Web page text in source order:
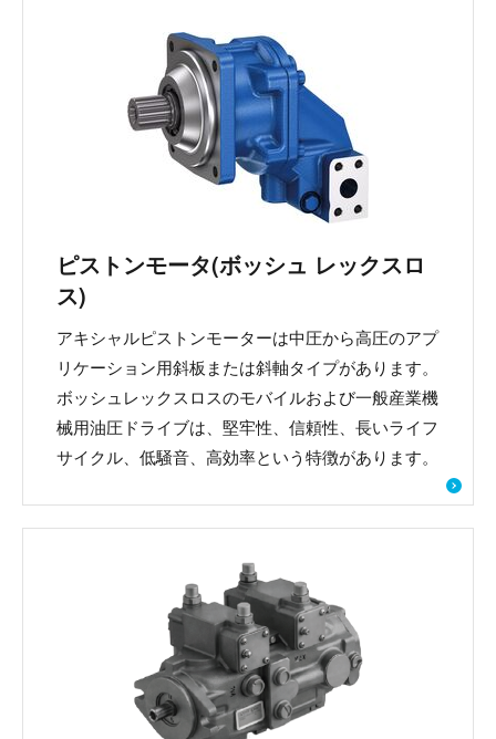
ピストンモータ(ボッシュ レックスロ
ス)
アキシャルピストンモーターは中圧から高圧のアプ
リケーション用斜板または斜軸タイプがあります。
ボッシュレックスロスのモバイルおよび一般産業機
械用油圧ドライブは、堅牢性、信頼性、長いライフ
サイクル、低騒音、高効率という特徴があります。